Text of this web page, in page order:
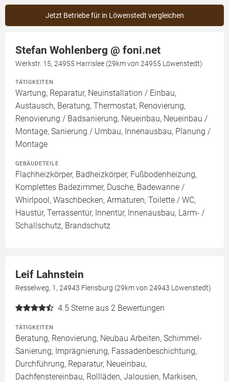
Jetzt Betriebe für in Löwenstedt vergleichen
Stefan Wohlenberg @ foni.net
Werkstr. 15, 24955 Harrislee (29km von 24955 Löwenstedt)
TÄTIGKEITEN
Wartung, Reparatur, Neuinstallation / Einbau,
Austausch, Beratung, Thermostat, Renovierung,
Renovierung / Badsanierung, Neueinbau, Neueinbau /
Montage, Sanierung / Umbau, Innenausbau, Planung /
Montage
GEBÄUDETEILE
Flachheizkörper, Badheizkörper, Fußbodenheizung,
Komplettes Badezimmer, Dusche, Badewanne /
Whirlpool, Waschbecken, Armaturen, Toilette / WC,
Haustür, Terrassentür, Innentür, Innenausbau, Lärm- /
Schallschutz, Brandschutz
Leif Lahnstein
Resselweg, 1, 24943 Flensburg (29km von 24943 Löwenstedt)
4.5 Sterne aus 2 Bewertungen
TÄTIGKEITEN
Beratung, Renovierung, Neubau Arbeiten, Schimmel-
Sanierung, Imprägnierung, Fassadenbeschichtung,
Durchführung, Reparatur, Neueinbau,
Dachfenstereinbau, Rollläden, Jalousien, Markisen,